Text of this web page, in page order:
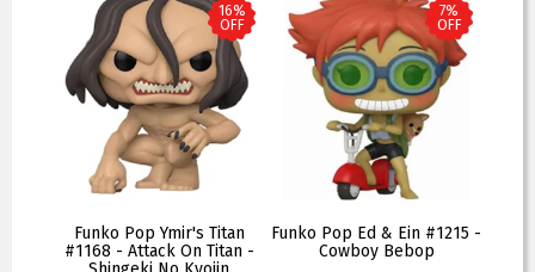
16%
OFF
Funko Pop Ymir's Titan
#1168 - Attack On Titan -
7%
OFF
Funko Pop Ed & Ein #1215 -
Cowboy Bebop